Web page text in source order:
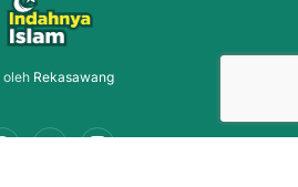
oleh Rekasawang